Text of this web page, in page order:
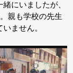
にいましたが、
親も学校の先生
ません。